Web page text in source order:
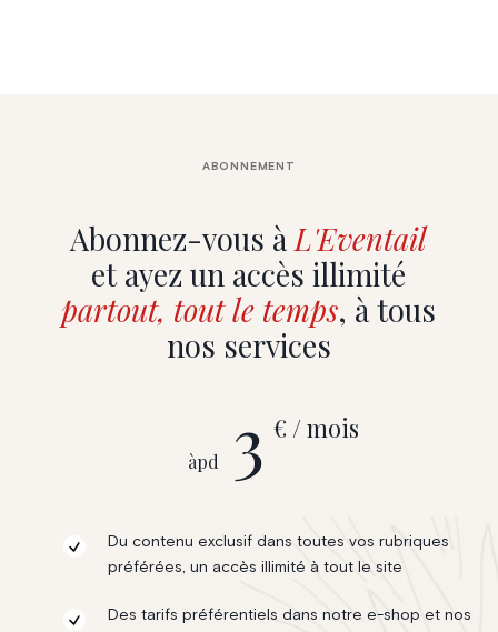
Abonnez-vous àL'Eventail
et ayez un accès illimité
partout, tout le temps, à tous
nos services
ABONNEMENT
àpd 3 € / mois
Du contenu exclusif dans toutes vos rubriques
préférées, un accès illimité à tout le site
Des tarifs préférentiels dans notre e-shop et nos